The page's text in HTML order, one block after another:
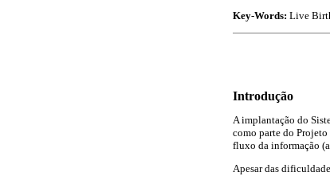
Key-Words: Live
Introdução
A implantação do
como parte do
fluxo da informação
Apesar das